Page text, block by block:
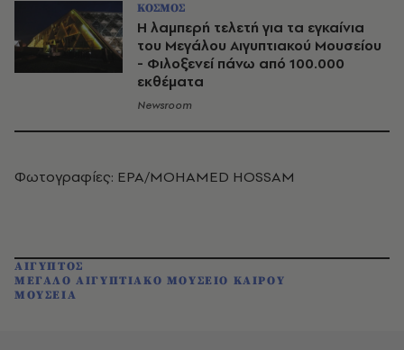
ΚΟΣΜΟΣ
Η λαμπερή τελετή για τα εγκαίνια
του Μεγάλου Αιγυπτιακού Μουσείου
- Φιλοξενεί πάνω από 100.000
εκθέματα
Newsroom
Φωτογραφίες: EPA/MOHAMED HOSSAM
ΑΙΓΥΠΤΟΣ
ΜΕΓΑΛΟ ΑΙΓΥΠΤΙΑΚΟ ΜΟΥΣΕΙΟ ΚΑΙΡΟΥ
ΜΟΥΣΕΙΑ